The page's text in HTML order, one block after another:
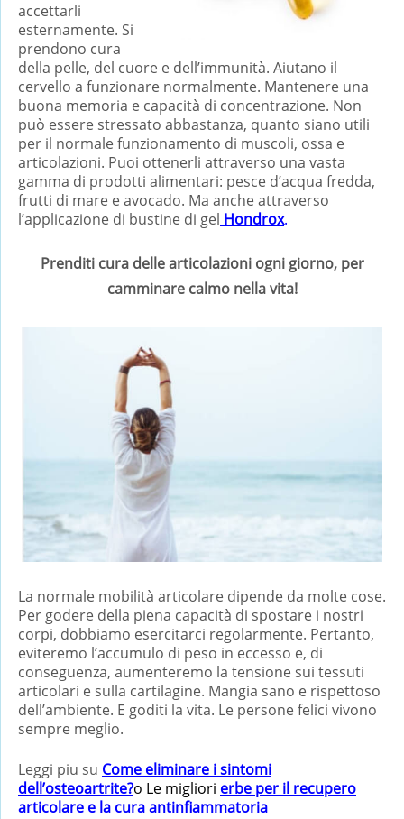
accettarli
esternamente. Si
prendono cura
della pelle, del cuore e dell’immunità. Aiutano il
cervello a funzionare normalmente. Mantenere una
buona memoria e capacità di concentrazione. Non
può essere stressato abbastanza, quanto siano utili
per il normale funzionamento di muscoli, ossa e
articolazioni. Puoi ottenerli attraverso una vasta
gamma di prodotti alimentari: pesce d’acqua fredda,
frutti di mare e avocado. Ma anche attraverso
l’applicazione di bustine di gel Hondrox.
Prenditi cura delle articolazioni ogni giorno, per
camminare calmo nella vita!
La normale mobilità articolare dipende da molte cose.
Per godere della piena capacità di spostare i nostri
corpi, dobbiamo esercitarci regolarmente. Pertanto,
eviteremo l’accumulo di peso in eccesso e, di
conseguenza, aumenteremo la tensione sui tessuti
articolari e sulla cartilagine. Mangia sano e rispettoso
dell’ambiente. E goditi la vita. Le persone felici vivono
sempre meglio.
Leggi piu su Come eliminare i sintomi
dell’osteoartrite?o Le migliori erbe per il recupero
articolare e la cura antinfiammatoria